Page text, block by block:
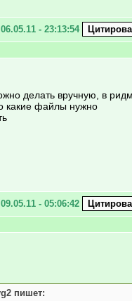
06.05.11 - 23:13:54
делать вручную, в
какие файлы нужно
09.05.11 - 05:06:42
пишет: